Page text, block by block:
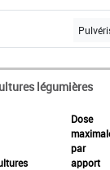
légumières
Dose
par
apport